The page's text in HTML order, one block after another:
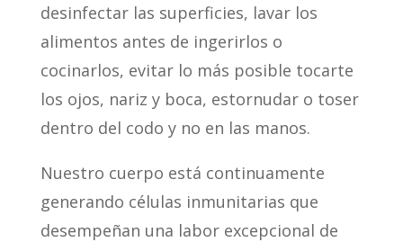
desinfectar las superficies, lavar los
alimentos antes de ingerirlos o
cocinarlos, evitar lo más posible tocarte
los ojos, nariz y boca, estornudar o toser
dentro del codo y no en las manos.
Nuestro cuerpo está continuamente
generando células inmunitarias que
desempeñan una labor excepcional de